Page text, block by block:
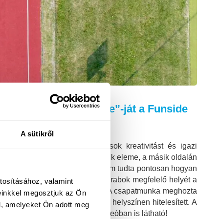
A sütikről
valamint
megosztjuk az Ön
amelyeket Ön adott meg
„élő puzzle”-ját a Funside
hagyományosan sok kreativitást és igazi
oldalán az óriási puzzle egyik eleme, a másik oldalán
pillanatáig senki sem tudta pontosan hogyan
keresték meg a puzzle darabok megfelelő helyét a
a táblán kívülről segíthették. A csapatmunka meghozta
Magyar Rekord Egyesület a helyszínen hitelesített. A
is, ahogy a lenti videóban is látható!